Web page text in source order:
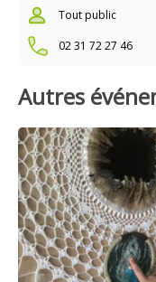
Tout public
02 31 72 27 46
Autres